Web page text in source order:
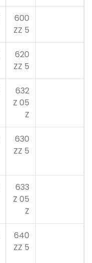
600
5 ZZ
620
5 ZZ
632
05 Z
Z
630
5 ZZ
633
05 Z
Z
640
5 ZZ